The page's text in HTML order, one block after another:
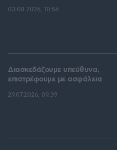
03.08.2026, 10:56
Διασκεδάζουμε υπεύθυνα,
επιστρέφουμε με ασφάλεια
29.07.2026, 09:39